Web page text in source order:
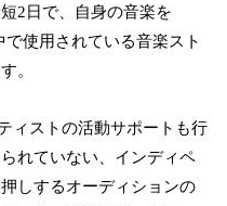
2日で、自身の音楽を
使用されている音楽スト
。
ィストの活動サポートも行
れていない、インディペ
しするオーディションの